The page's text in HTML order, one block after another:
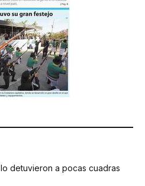
detuvieron a pocas cuadras